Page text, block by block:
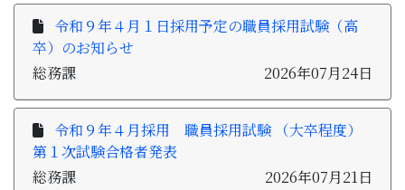
くらしの情報
観光
子育て・教育
移住・定住
令和９年４月１日採用予定の職員採用試験（高
卒）のお知らせ
総務課
2026年07月24日
令和９年４月採用 職員採用試験 （大卒程度）
第１次試験合格者発表
総務課
2026年07月21日